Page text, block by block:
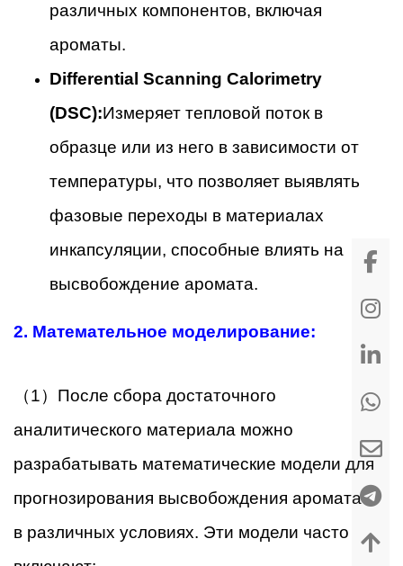
различных компонентов, включая
ароматы.
Differential Scanning Calorimetry
(DSC):Измеряет тепловой поток в
образце или из него в зависимости от
температуры, что позволяет выявлять
фазовые переходы в материалах
инкапсуляции, способные влиять на
высвобождение аромата.
2. Математельное моделирование:
（1）После сбора достаточного
аналитического материала можно
разрабатывать математические модели для
прогнозирования высвобождения аромата
в различных условиях. Эти модели часто